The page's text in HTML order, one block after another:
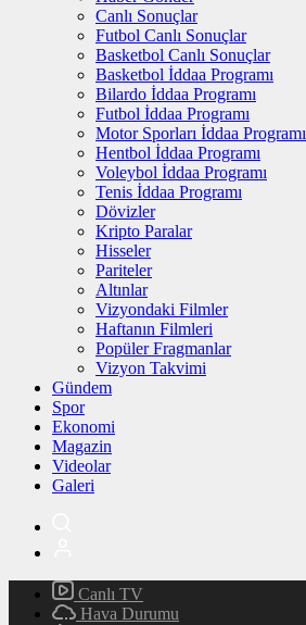
Canlı Sonuçlar
Futbol Canlı Sonuçlar
Basketbol Canlı Sonuçlar
Basketbol İddaa Programı
Bilardo İddaa Programı
Futbol İddaa Programı
Motor Sporları İddaa Programı
Hentbol İddaa Programı
Voleybol İddaa Programı
Tenis İddaa Programı
Dövizler
Kripto Paralar
Hisseler
Pariteler
Altınlar
Vizyondaki Filmler
Haftanın Filmleri
Popüler Fragmanlar
Vizyon Takvimi
Gündem
Spor
Ekonomi
Magazin
Videolar
Galeri
Canlı TV
Hava Durumu